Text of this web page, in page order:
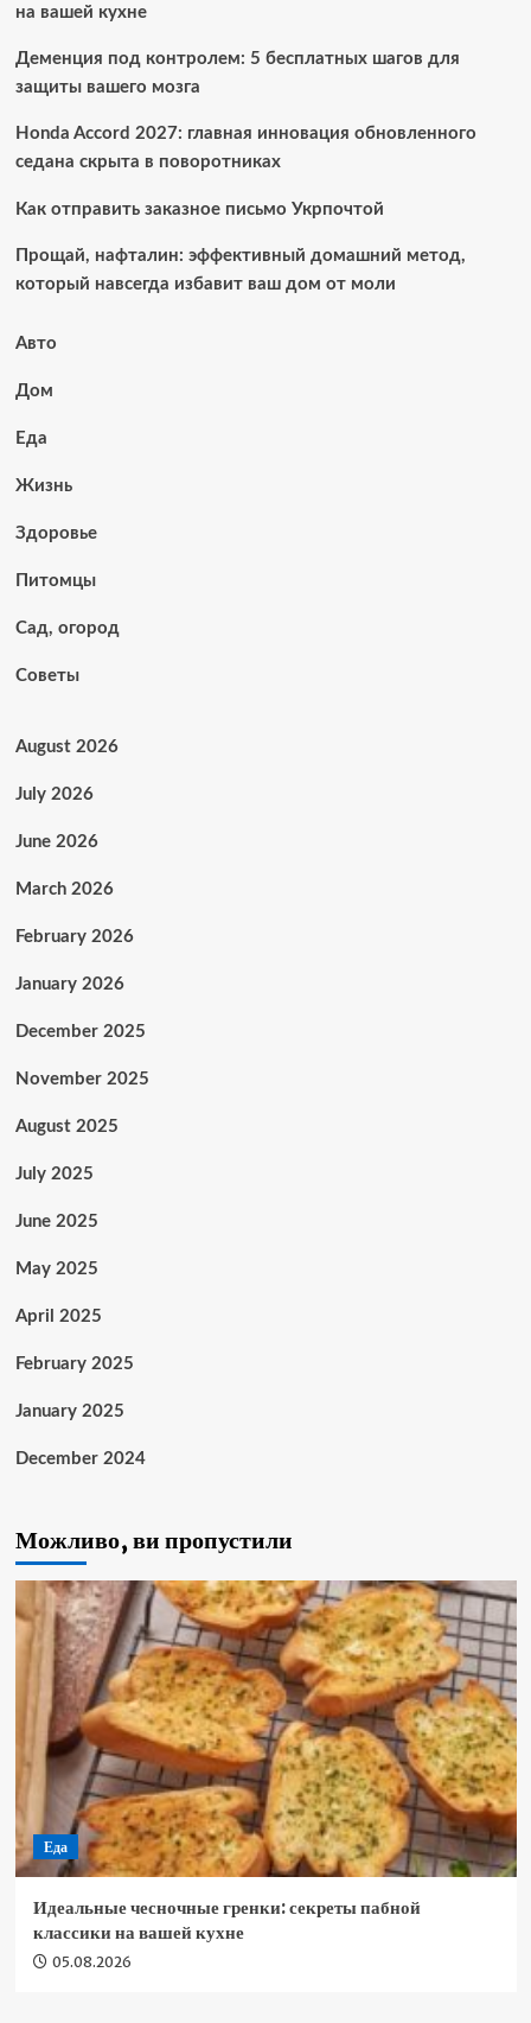
на вашей кухне
Деменция под контролем: 5 бесплатных шагов для
защиты вашего мозга
Honda Accord 2027: главная инновация обновленного
седана скрыта в поворотниках
Как отправить заказное письмо Укрпочтой
Прощай, нафталин: эффективный домашний метод,
который навсегда избавит ваш дом от моли
Авто
Дом
Еда
Жизнь
Здоровье
Питомцы
Сад, огород
Советы
August 2026
July 2026
June 2026
March 2026
February 2026
January 2026
December 2025
November 2025
August 2025
July 2025
June 2025
May 2025
April 2025
February 2025
January 2025
December 2024
Можливо, ви пропустили
Еда
Идеальные чесночные гренки: секреты пабной
классики на вашей кухне
05.08.2026